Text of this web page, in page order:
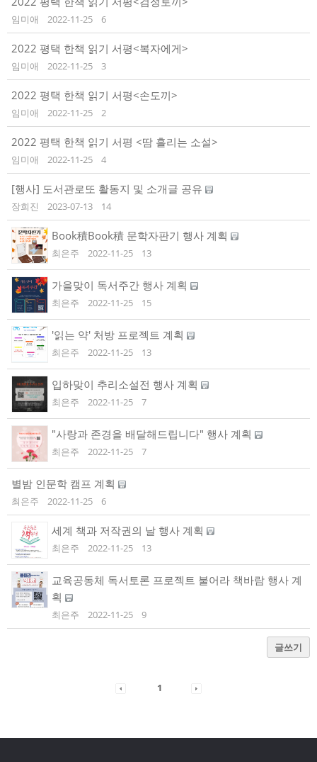
임미애 2022-11-25 6
2022 평택 한책 읽기 서평<복자에게>
임미애 2022-11-25 3
2022 평택 한책 읽기 서평<손도끼>
임미애 2022-11-25 2
2022 평택 한책 읽기 서평 <땀 흘리는 소설>
임미애 2022-11-25 4
[행사] 도서관로또 활동지 및 소개글 공유
장희진 2023-07-13 14
Book積Book積 문학자판기 행사 계획
최은주 2022-11-25 13
가을맞이 독서주간 행사 계획
최은주 2022-11-25 15
'읽는 약' 처방 프로젝트 계획
최은주 2022-11-25 13
입하맞이 추리소설전 행사 계획
최은주 2022-11-25 7
"사랑과 존경을 배달해드립니다" 행사 계획
최은주 2022-11-25 7
별밤 인문학 캠프 계획
최은주 2022-11-25 6
세계 책과 저작권의 날 행사 계획
최은주 2022-11-25 13
교육공동체 독서토론 프로젝트 불어라 책바람 행사 계
획
최은주 2022-11-25 9
글쓰기
1